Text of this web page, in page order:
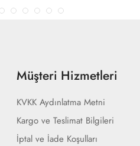
Müşteri Hizmetleri
KVKK Aydınlatma Metni
Kargo ve Teslimat Bilgileri
İptal ve İade Koşulları